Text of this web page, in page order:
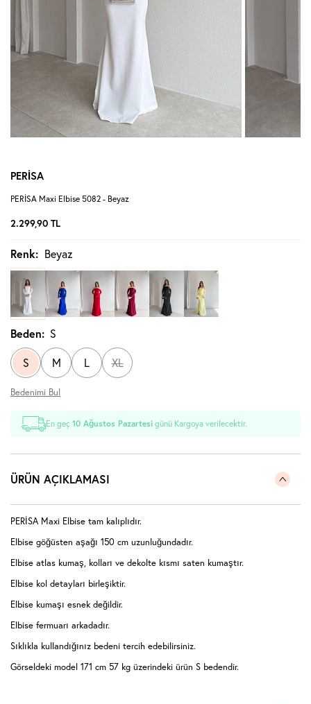
PERİSA
PERİSA Maxi Elbise 5082 - Beyaz
2.299,90 TL
Renk: Beyaz
Beden: S
S M L XL
Bedenimi Bul
En geç10 Ağustos Pazartesi günü Kargoya verilecektir.
ÜRÜN AÇIKLAMASI
PERİSA Maxi Elbise tam kalıplıdır.
Elbise göğüsten aşağı 150 cm uzunluğundadır.
Elbise atlas kumaş, kolları ve dekolte kısmı saten kumaştır.
Elbise kol detayları birleşiktir.
Elbise kumaşı esnek değildir.
Elbise fermuarı arkadadır.
Sıklıkla kullandığınız bedeni tercih edebilirsiniz.
Görseldeki model 171 cm 57 kg üzerindeki ürün S bedendir.